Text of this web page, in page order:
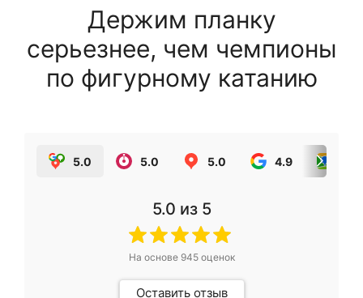
Держим планку
серьезнее, чем чемпионы
по фигурному катанию
5.0 5.0 5.0 4.9
5.0 из 5
На основе 945оценок
Оставить отзыв